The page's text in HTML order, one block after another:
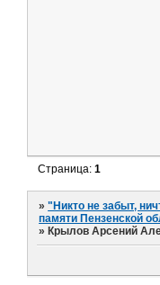
Страница:1
»"Никто не забыт,
памяти Пензенской
» Крылов Арсений